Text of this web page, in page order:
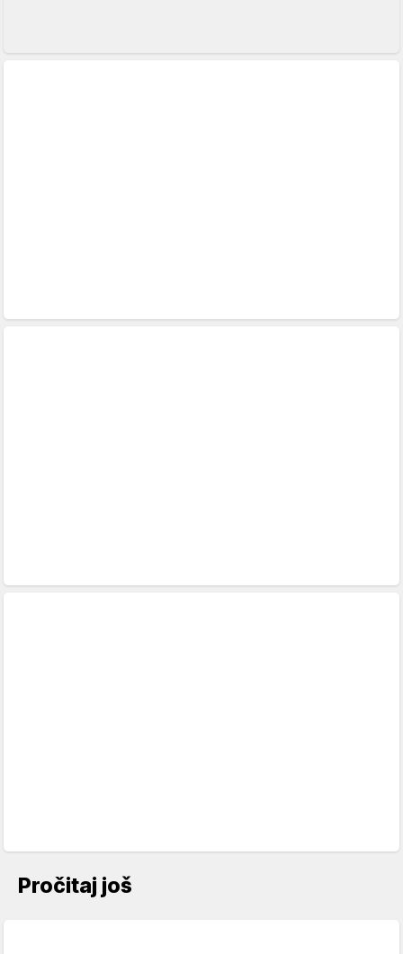
Pročitaj još